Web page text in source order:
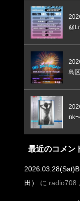
島
nk
最近のコメン
田）
に radio708